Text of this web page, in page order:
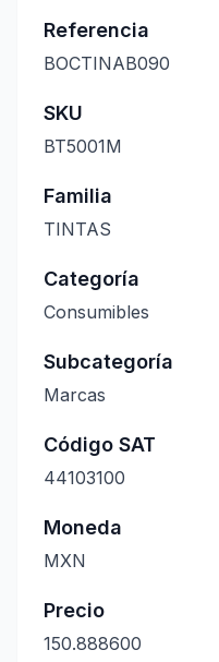
Referencia
BOCTINAB090
SKU
BT5001M
Familia
TINTAS
Categoría
Consumibles
Subcategoría
Marcas
Código SAT
44103100
Moneda
MXN
Precio
150.888600